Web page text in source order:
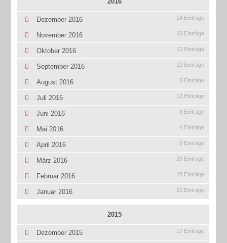
Dezember 2016 14 Einträge
November 2016 33 Einträge
Oktober 2016 12 Einträge
September 2016 12 Einträge
August 2016 5 Einträge
Juli 2016 12 Einträge
Juni 2016 8 Einträge
Mai 2016 4 Einträge
April 2016 9 Einträge
März 2016 26 Einträge
Februar 2016 28 Einträge
Januar 2016 22 Einträge
2015
Dezember 2015 17 Einträge